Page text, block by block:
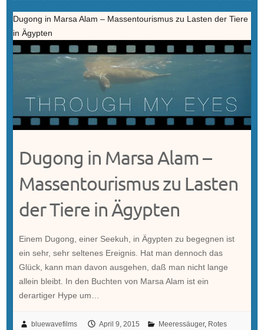
Dugong in Marsa Alam – Massentourismus zu Lasten der Tiere
in Ägypten
Dugong in Marsa Alam –
Massentourismus zu Lasten
der Tiere in Ägypten
Einem Dugong, einer Seekuh, in Ägypten zu begegnen ist
ein sehr, sehr seltenes Ereignis. Hat man dennoch das
Glück, kann man davon ausgehen, daß man nicht lange
allein bleibt. In den Buchten von Marsa Alam ist ein
derartiger Hype um…
bluewavefilms April 9, 2015 Meeressäuger, Rotes